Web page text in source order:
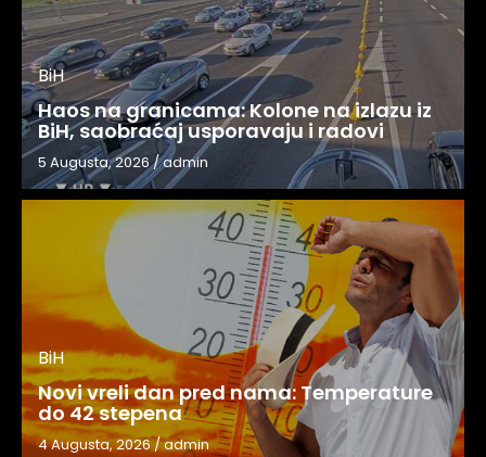
BiH
Haos na granicama: Kolone na izlazu iz
BiH, saobraćaj usporavaju i radovi
5 Augusta, 2026/admin
BiH
Novi vreli dan pred nama: Temperature
do 42 stepena
4 Augusta, 2026/admin